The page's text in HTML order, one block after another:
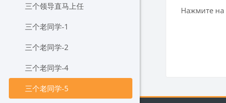
三个领导直马上任
三个老同学-1
三个老同学-2
三个老同学-4
三个老同学-5
Нажмите на